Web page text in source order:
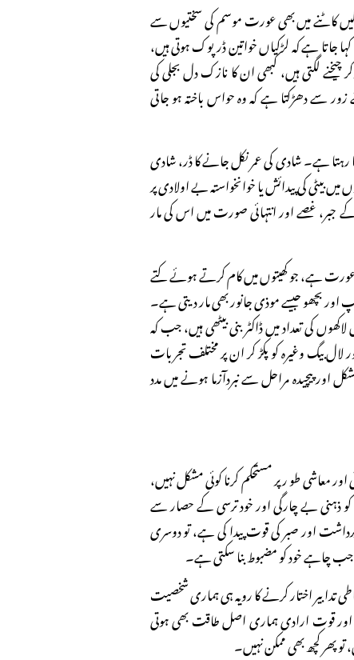
کاٹنے میں بھی عورت موسم کی سختیوں سے
جاتا ہے کہ لڑکیاں خواتین ڈرپوک ہوتی ہیں،
لگتی ہیں، کبھی ان کا نازک دل بجلی کی
سے دھڑکتا ہے کہ وہ حواس باختہ ہو جاتی
رہتا ہے۔ شادی کی عمر نکل جانے کا ڈر، شادی
بیٹی کی پیدائش یا خوانخواستہ بے اولادی پر
جبر، غصے اور انتہائی صورت میں اس کی مار
عورت ہے، جو کھیتوں میں کام کرتے ہوئے کتے
بچھو جیسے موذی جانور بھی مار دیتی ہے۔
کی تعداد میں ڈاکٹر بنی بیٹھی ہیں، جب کہ
لال بیگ وغیرہ کو پکڑ کر ان پر مختلف تجربات
اور پیچیدہ مراحل سے نبردآزما ہونے میں مدد
معاشی طو رپر مستحکم کرنا کوئی مشکل نہیں،
بے چارگی اور خود ترسی کے حصار سے
اور صبر کی قوت پیدا کی ہے، تو دوسری
چاہے خود کو مضبوط بنا سکتی ہے۔
تدابیر اختار کرنے کا رویہ ہی ہماری شخصیت
قوت ارادی ہماری اصل طاقت بھی ہوتی
پھر کچھ بھی ممکن نہیں۔